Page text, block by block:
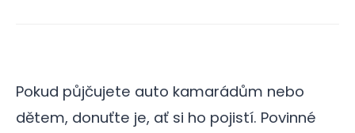
Pokud půjčujete auto kamarádům nebo
dětem, donuťte je, ať si ho pojistí. Povinné